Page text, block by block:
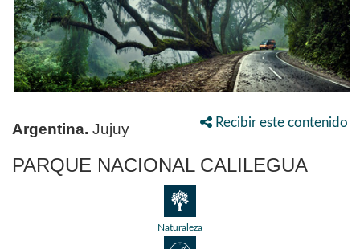
Recibir este contenido
Argentina. Jujuy
PARQUE NACIONAL CALILEGUA
Naturaleza